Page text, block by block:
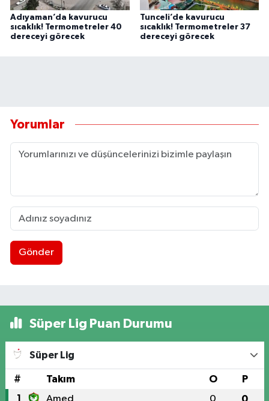
Adıyaman’da kavurucu
sıcaklık! Termometreler 40
dereceyi görecek
Tunceli’de kavurucu
sıcaklık! Termometreler 37
dereceyi görecek
Yorumlar
Gönder
Süper Lig Puan Durumu
Süper Lig
# Takım O P
1 Amed 0 0